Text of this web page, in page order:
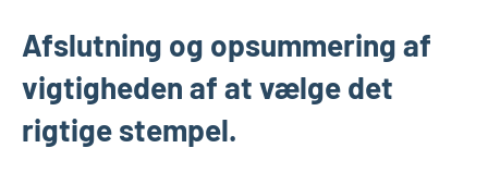
Afslutning og opsummering af
vigtigheden af at vælge det
rigtige stempel.